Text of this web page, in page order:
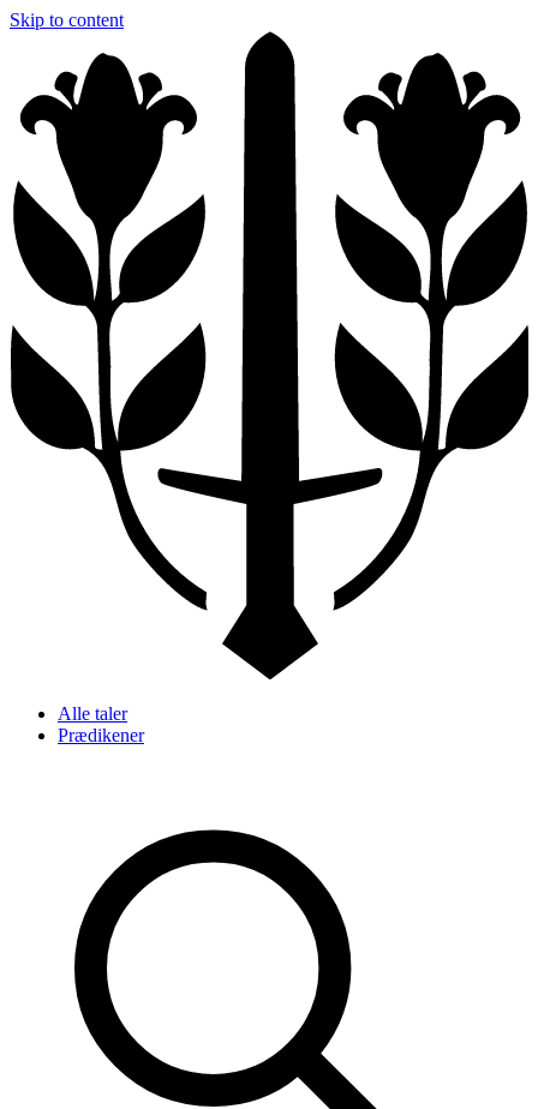
Skip to content
Alle taler
Prædikener